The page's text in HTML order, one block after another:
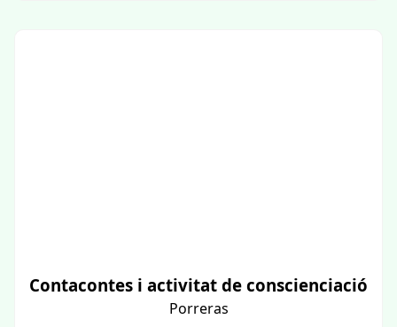
Contacontes i activitat de conscienciació
Porreras